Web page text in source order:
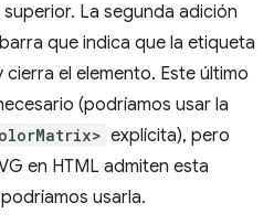
La segunda adición
que indica que la etiqueta
cierra el elemento. Este último
(podríamos usar la
explícita), pero
en HTML admiten esta
usarla.